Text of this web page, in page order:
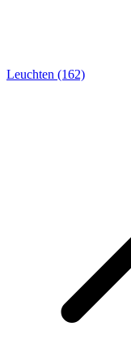
Leuchten (162)